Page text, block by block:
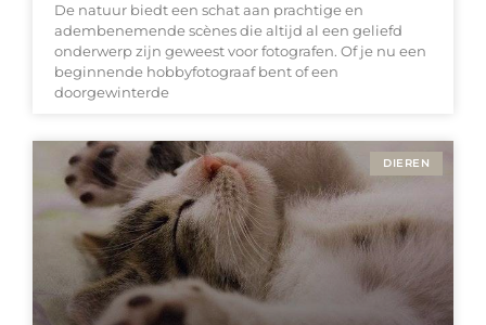
De natuur biedt een schat aan prachtige en
adembenemende scènes die altijd al een geliefd
onderwerp zijn geweest voor fotografen. Of je nu een
beginnende hobbyfotograaf bent of een
doorgewinterde
DIEREN